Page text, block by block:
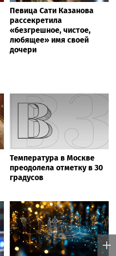
Певица Сати Казанова
рассекретила
«безгрешное, чистое,
любящее» имя своей
дочери
Температура в Москве
преодолела отметку в 30
градусов